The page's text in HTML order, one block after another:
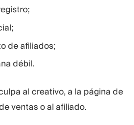
de afiliados;
débil.
al creativo, a la página de
ventas o al afiliado.